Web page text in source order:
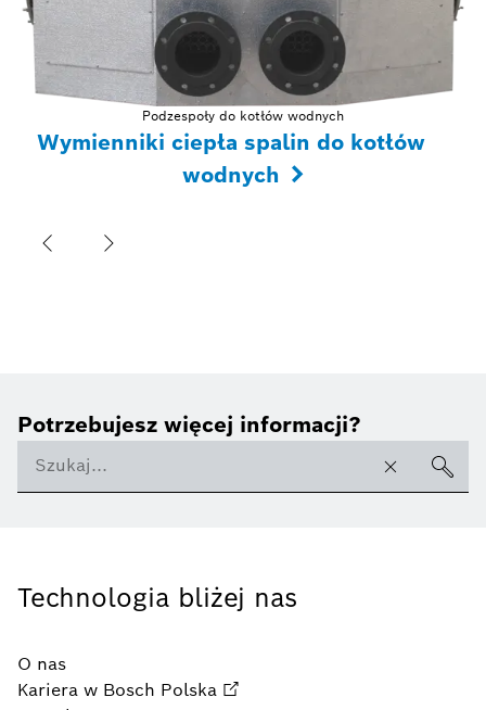
Podzespoły do kotłów wodnych
Wymienniki ciepła spalin do kotłów
wodnych
Potrzebujesz więcej informacji?
Technologia bliżej nas
O nas
Kariera w Bosch Polska